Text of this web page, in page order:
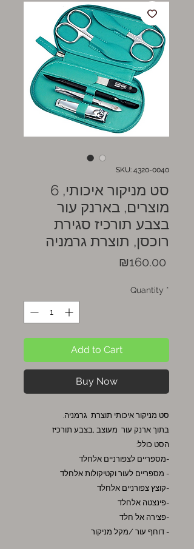
SKU: 4320-0040
סט מניקור איכותי, 6
מוצרים, בארנק עור
בצבע תורכיז סגירת
רוכסן, תוצרת גרמניה
₪160.00
Quantity *
Add to Cart
Buy Now
סט מניקור איכותי תוצרת גרמניה.
בתוך ארנק עור מעוצב ,בצבע תורכיז
הסט כולל:
-מספריים לצפורניים אלחלד
- מספריים לעור וקטיקולות אלחלד
-קוצץ צפורניים אלחלד
-פינצטה אלחלד
-פצירה אל חלד
- דוחף עור /מקל מניקור